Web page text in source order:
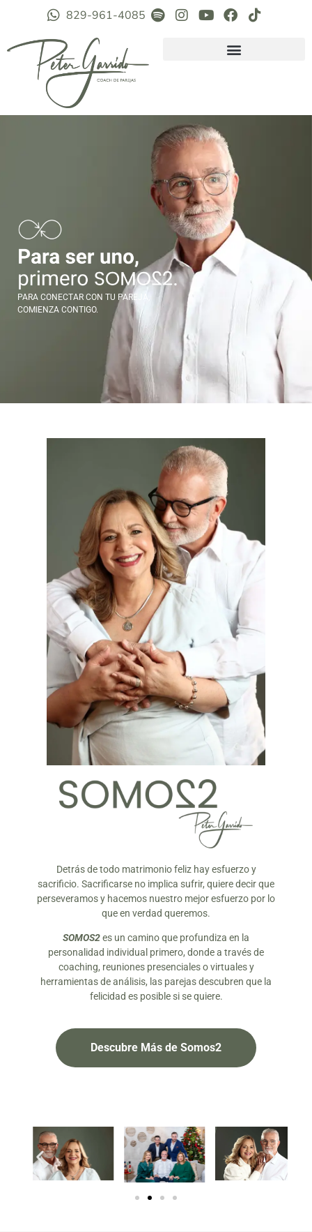
829-961-4085
PARA CONECTAR CON TU PAREJA,
COMIENZA CONTIGO.
Detrás de todo matrimonio feliz hay esfuerzo y
sacrificio. Sacrificarse no implica sufrir, quiere decir que
perseveramos y hacemos nuestro mejor esfuerzo por lo
que en verdad queremos.
SOMOS2es un camino que profundiza en la
personalidad individual primero, donde a través de
coaching, reuniones presenciales o virtuales y
herramientas de análisis, las parejas descubren que la
felicidad es posible si se quiere.
Descubre Más de Somos2